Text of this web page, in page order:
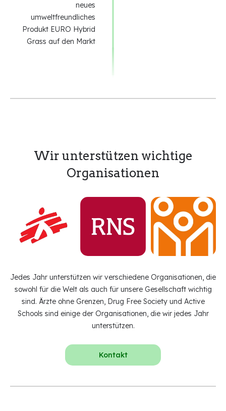
neues
umweltfreundliches
Produkt EURO Hybrid
Grass auf den Markt
Wir unterstützen wichtige
Organisationen
Jedes Jahr unterstützen wir verschiedene Organisationen, die
sowohl für die Welt als auch für unsere Gesellschaft wichtig
sind. Ärzte ohne Grenzen, Drug Free Society und Active
Schools sind einige der Organisationen, die wir jedes Jahr
unterstützen.
Kontakt